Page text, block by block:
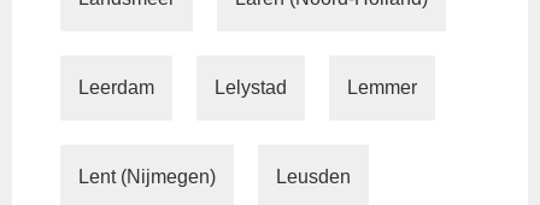
Leerdam Lelystad Lemmer
Lent (Nijmegen) Leusden